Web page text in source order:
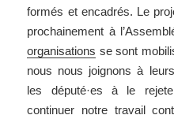
formés et encadrés. Le
prochainement à
organisations se sont
nous nous joignons à
les député·es à le
continuer notre travail